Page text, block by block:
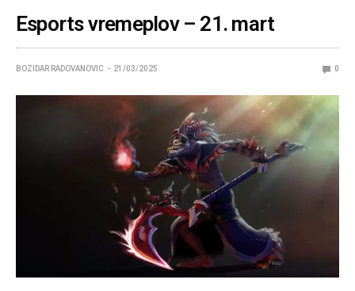
Esports vremeplov – 21. mart
BOZIDAR RADOVANOVIC 21/03/2025 0